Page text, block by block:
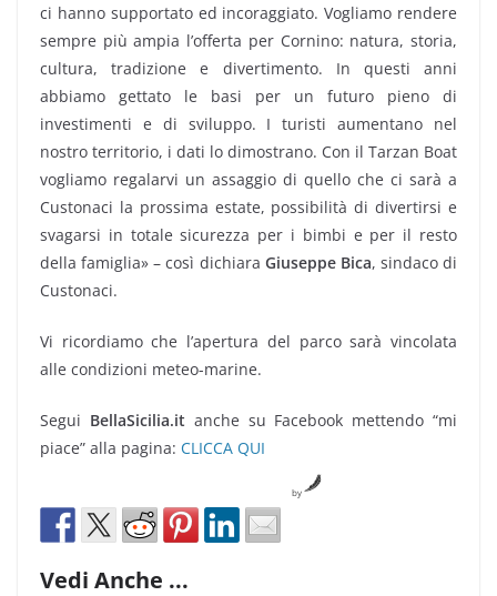
ci hanno supportato ed incoraggiato. Vogliamo rendere
sempre più ampia l’offerta per Cornino: natura, storia,
cultura, tradizione e divertimento. In questi anni
abbiamo gettato le basi per un futuro pieno di
investimenti e di sviluppo. I turisti aumentano nel
nostro territorio, i dati lo dimostrano. Con il Tarzan Boat
vogliamo regalarvi un assaggio di quello che ci sarà a
Custonaci la prossima estate, possibilità di divertirsi e
svagarsi in totale sicurezza per i bimbi e per il resto
della famiglia» – così dichiara Giuseppe Bica, sindaco di
Custonaci.
Vi ricordiamo che l’apertura del parco sarà vincolata
alle condizioni meteo-marine.
Segui BellaSicilia.it anche su Facebook mettendo “mi
piace” alla pagina: CLICCA QUI
by
Vedi Anche ...